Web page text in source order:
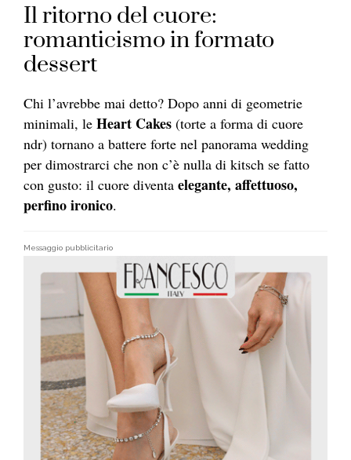
Il ritorno del cuore:
romanticismo in formato
dessert
Chi l’avrebbe mai detto? Dopo anni di geometrie
minimali, le Heart Cakes (torte a forma di cuore
ndr) tornano a battere forte nel panorama wedding
per dimostrarci che non c’è nulla di kitsch se fatto
con gusto: il cuore diventa elegante, affettuoso,
perfino ironico.
Messaggio pubblicitario